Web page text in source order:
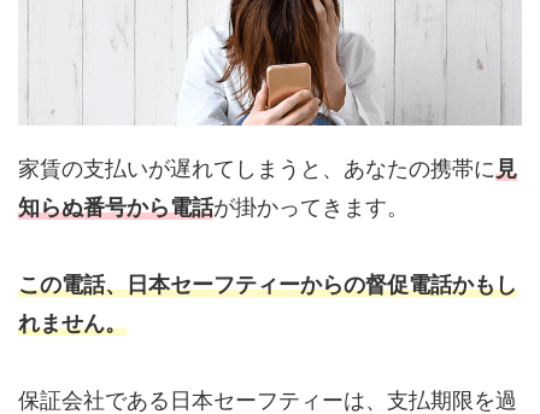
家賃の支払いが遅れてしまうと、あなたの携帯に見
知らぬ番号から電話が掛かってきます。
この電話、日本セーフティーからの督促電話かもし
れません。
保証会社である日本セーフティーは、支払期限を過